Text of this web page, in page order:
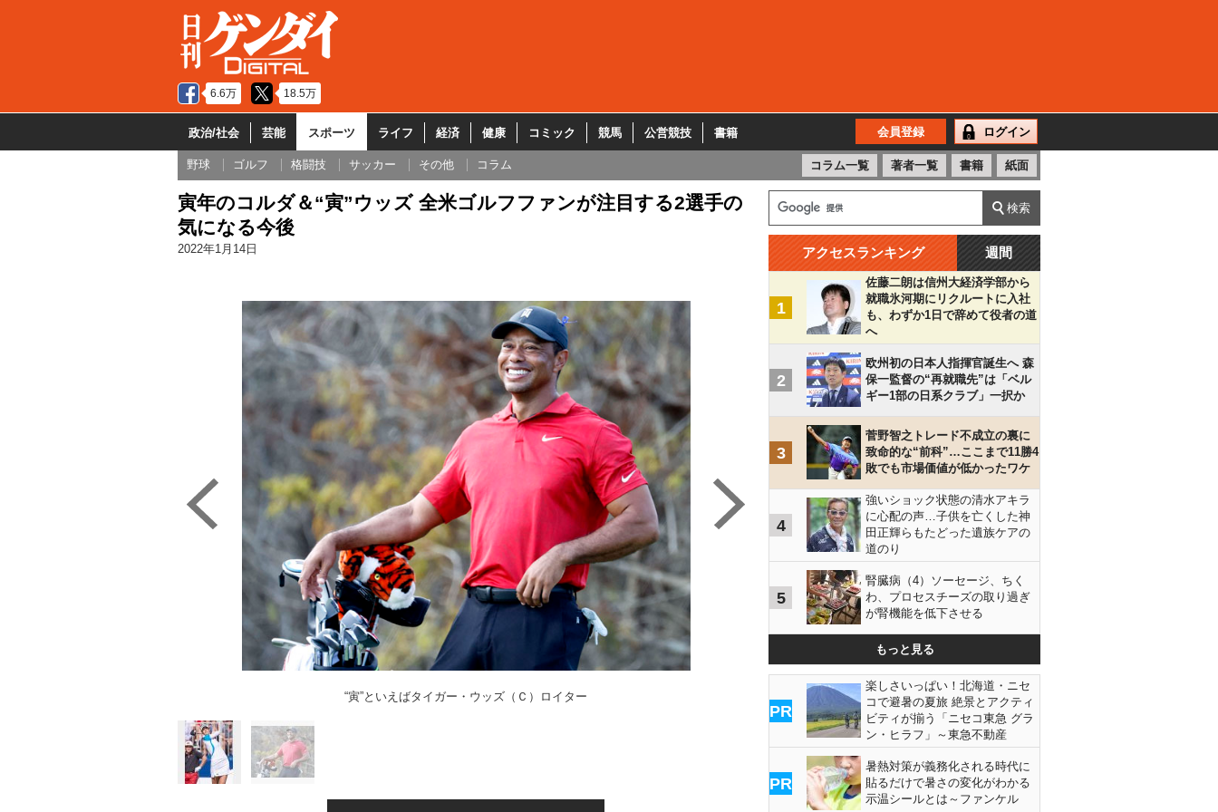
6.6万 18.5万
政治/社会 芸能 スポーツ ライフ 経済 健康 コミック 競馬 公営競技 書籍 会員登録 ログイン
野球 ゴルフ 格闘技 サッカー その他 コラム コラム一覧 著者一覧 書籍 紙面
寅年のコルダ＆“寅”ウッズ 全米ゴルフファンが注目する2選手の
気になる今後
2022年1月14日
“寅”といえばタイガー・ウッズ（Ｃ）ロイター
アクセスランキング 週間
1
佐藤二朗は信州大経済学部から
就職氷河期にリクルートに入社
も、わずか1日で辞めて役者の道
へ
2
欧州初の日本人指揮官誕生へ 森
保一監督の“再就職先”は「ベル
ギー1部の日系クラブ」一択か
3
菅野智之トレード不成立の裏に
致命的な“前科”…ここまで11勝4
敗でも市場価値が低かったワケ
4
強いショック状態の清水アキラ
に心配の声…子供を亡くした神
田正輝らもたどった遺族ケアの
道のり
5
腎臓病（4）ソーセージ、ちく
わ、プロセスチーズの取り過ぎ
が腎機能を低下させる
もっと見る
PR
楽しさいっぱい！北海道・ニセ
コで避暑の夏旅 絶景とアクティ
ビティが揃う「ニセコ東急 グラ
ン・ヒラフ」～東急不動産
PR
暑熱対策が義務化される時代に
貼るだけで暑さの変化がわかる
示温シールとは～ファンケル